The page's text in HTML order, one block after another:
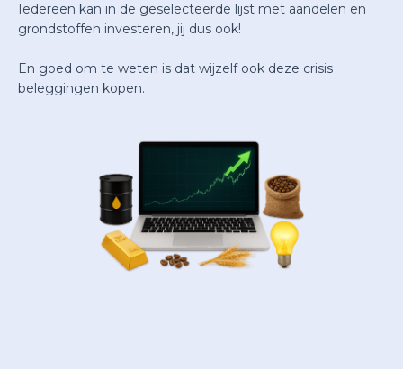
Iedereen kan in de geselecteerde lijst met aandelen en
grondstoffen investeren, jij dus ook!
En goed om te weten is dat wijzelf ook deze crisis
beleggingen kopen.